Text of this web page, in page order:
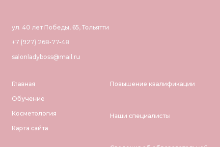
ул. 40 лет Победы, 65, Тольятти
+7 (927) 268-77-48
salonladyboss@mail.ru
Главная
Обучение
Косметология
Карта сайта
Повышение квалификации
Наши специалисты